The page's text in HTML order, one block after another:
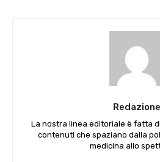
Redazione
La nostra linea editoriale è fatta
contenuti che spaziano dalla
medicina allo